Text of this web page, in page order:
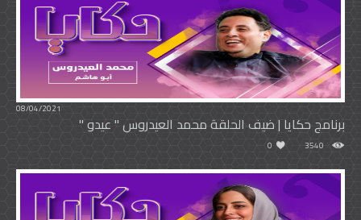
08/04/2021
برنامج حكايا | ضيف الحلقة محمد العيدروس " عيدو "
3540
0